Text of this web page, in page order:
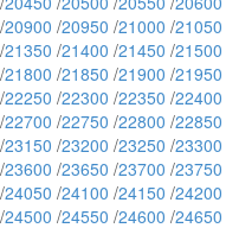
/20900 /20950 /21000 /21050
/21350 /21400 /21450 /21500
/21800 /21850 /21900 /21950
/22250 /22300 /22350 /22400
/22700 /22750 /22800 /22850
/23150 /23200 /23250 /23300
/23600 /23650 /23700 /23750
/24050 /24100 /24150 /24200
/24500 /24550 /24600 /24650